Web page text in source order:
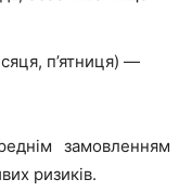
п’ятниця) —
замовленням
ризиків.